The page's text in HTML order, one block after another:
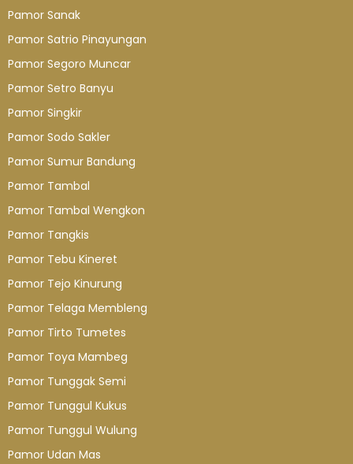
Pamor Sanak
Pamor Satrio Pinayungan
Pamor Segoro Muncar
Pamor Setro Banyu
Pamor Singkir
Pamor Sodo Sakler
Pamor Sumur Bandung
Pamor Tambal
Pamor Tambal Wengkon
Pamor Tangkis
Pamor Tebu Kineret
Pamor Tejo Kinurung
Pamor Telaga Membleng
Pamor Tirto Tumetes
Pamor Toya Mambeg
Pamor Tunggak Semi
Pamor Tunggul Kukus
Pamor Tunggul Wulung
Pamor Udan Mas